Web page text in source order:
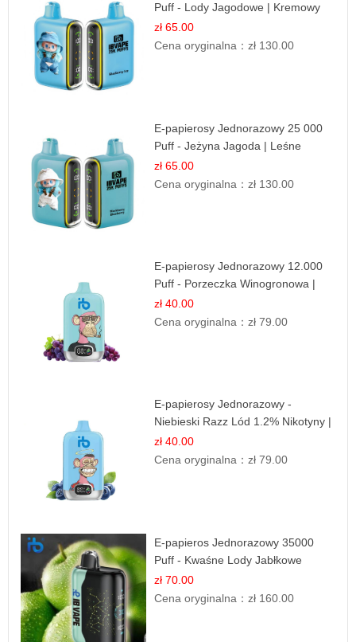
Puff - Lody Jagodowe | Kremowy
Smak
zł 65.00
Cena oryginalna：zł 130.00
E-papierosy Jednorazowy 25 000
Puff - Jeżyna Jagoda | Leśne
Owoce
zł 65.00
Cena oryginalna：zł 130.00
E-papierosy Jednorazowy 12.000
Puff - Porzeczka Winogronowa |
Owocowa Moc
zł 40.00
Cena oryginalna：zł 79.00
E-papierosy Jednorazowy -
Niebieski Razz Lód 1.2% Nikotyny |
Mocne Doznania
zł 40.00
Cena oryginalna：zł 79.00
E-papieros Jednorazowy 35000
Puff - Kwaśne Lody Jabłkowe
zł 70.00
Cena oryginalna：zł 160.00